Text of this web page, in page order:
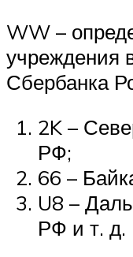
WW –
учреждения
Сбербанка
2K –
РФ;
66 –
U8 –
РФ и т. д.